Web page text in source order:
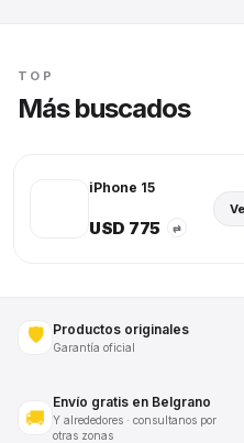
TOP
Más buscados
iPhone 15
USD 775 ⇄
🛡️ Productos originales
Garantía oficial
🚚
Envío gratis en Belgrano
Y alrededores · consultanos por
otras zonas